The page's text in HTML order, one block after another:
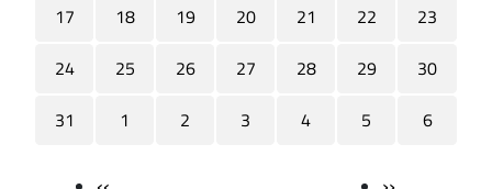
17
18 19 20 21 22
23
24
25 26 27 28 29
30
31
1 2 3 4 5 6